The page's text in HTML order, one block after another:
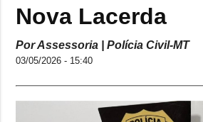
Nova Lacerda
Por Assessoria | Polícia Civil-MT
03/05/2026 - 15:40